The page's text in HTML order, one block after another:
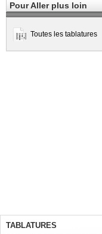
Pour Aller plus loin
Toutes les tablatures
TABLATURES